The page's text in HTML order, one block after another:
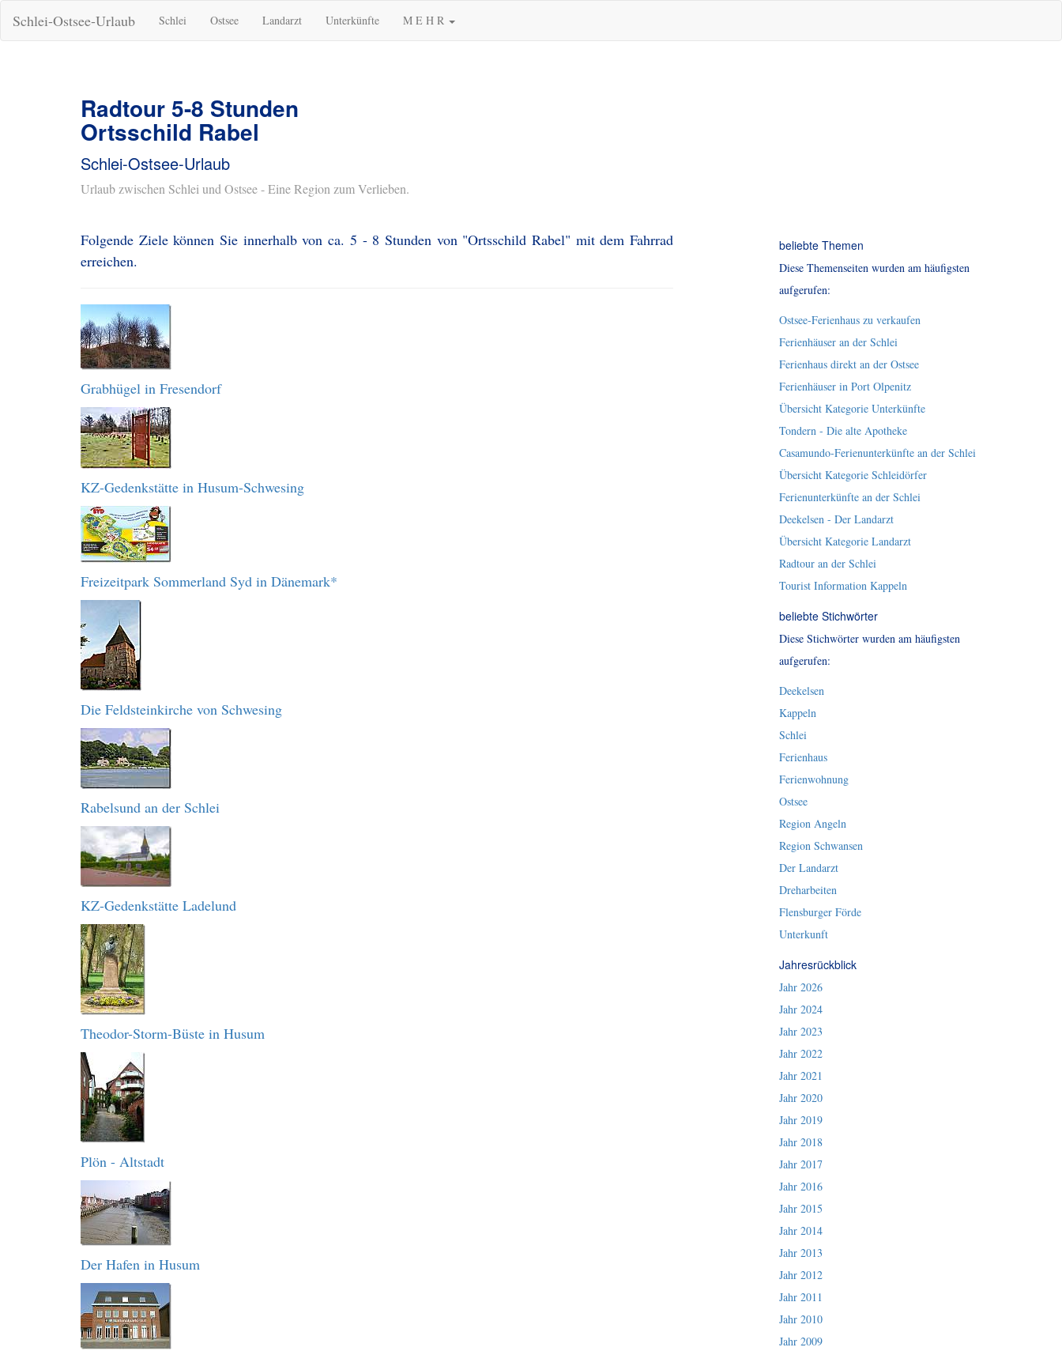
Schlei-Ostsee-Urlaub Schlei Ostsee Landarzt Unterkünfte M E H R
Radtour 5-8 Stunden
Ortsschild Rabel
Schlei-Ostsee-Urlaub
Urlaub zwischen Schlei und Ostsee - Eine Region zum Verlieben.
Folgende Ziele können Sie innerhalb von ca. 5 - 8 Stunden von "Ortsschild Rabel" mit dem Fahrrad
erreichen.
Grabhügel in Fresendorf
KZ-Gedenkstätte in Husum-Schwesing
Freizeitpark Sommerland Syd in Dänemark*
Die Feldsteinkirche von Schwesing
Rabelsund an der Schlei
KZ-Gedenkstätte Ladelund
Theodor-Storm-Büste in Husum
Plön - Altstadt
Der Hafen in Husum
beliebte Themen
Diese Themenseiten wurden am häufigsten
aufgerufen:
Ostsee-Ferienhaus zu verkaufen
Ferienhäuser an der Schlei
Ferienhaus direkt an der Ostsee
Ferienhäuser in Port Olpenitz
Übersicht Kategorie Unterkünfte
Tondern - Die alte Apotheke
Casamundo-Ferienunterkünfte an der Schlei
Übersicht Kategorie Schleidörfer
Ferienunterkünfte an der Schlei
Deekelsen - Der Landarzt
Übersicht Kategorie Landarzt
Radtour an der Schlei
Tourist Information Kappeln
beliebte Stichwörter
Diese Stichwörter wurden am häufigsten
aufgerufen:
Deekelsen
Kappeln
Schlei
Ferienhaus
Ferienwohnung
Ostsee
Region Angeln
Region Schwansen
Der Landarzt
Dreharbeiten
Flensburger Förde
Unterkunft
Jahresrückblick
Jahr 2026
Jahr 2024
Jahr 2023
Jahr 2022
Jahr 2021
Jahr 2020
Jahr 2019
Jahr 2018
Jahr 2017
Jahr 2016
Jahr 2015
Jahr 2014
Jahr 2013
Jahr 2012
Jahr 2011
Jahr 2010
Jahr 2009